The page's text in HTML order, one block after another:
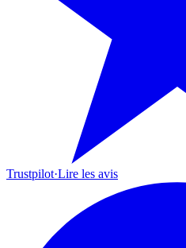
Trustpilot·Lire les avis